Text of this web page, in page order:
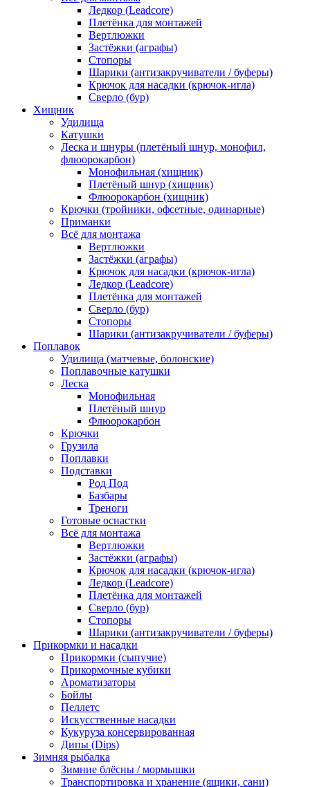
Ледкор (Leadcore)
Плетёнка для монтажей
Вертлюжки
Застёжки (аграфы)
Стопоры
Шарики (антизакручиватели / буферы)
Крючок для насадки (крючок-игла)
Сверло (бур)
Хищник
Удилища
Катушки
Леска и шнуры (плетёный шнур, монофил,
флюорокарбон)
Монофильная (хищник)
Плетёный шнур (хищник)
Флюорокарбон (хищник)
Крючки (тройники, офсетные, одинарные)
Приманки
Всё для монтажа
Вертлюжки
Застёжки (аграфы)
Крючок для насадки (крючок-игла)
Ледкор (Leadcore)
Плетёнка для монтажей
Сверло (бур)
Стопоры
Шарики (антизакручиватели / буферы)
Поплавок
Удилища (матчевые, болонские)
Поплавочные катушки
Леска
Монофильная
Плетёный шнур
Флюорокарбон
Крючки
Грузила
Поплавки
Подставки
Род Под
Базбары
Треноги
Готовые оснастки
Всё для монтажа
Вертлюжки
Застёжки (аграфы)
Крючок для насадки (крючок-игла)
Ледкор (Leadcore)
Плетёнка для монтажей
Сверло (бур)
Стопоры
Шарики (антизакручиватели / буферы)
Прикормки и насадки
Прикормки (сыпучие)
Прикормочные кубики
Ароматизаторы
Бойлы
Пеллетс
Искусственные насадки
Кукуруза консервированная
Дипы (Dips)
Зимняя рыбалка
Зимние блёсны / мормышки
Транспортировка и хранение (ящики, сани)